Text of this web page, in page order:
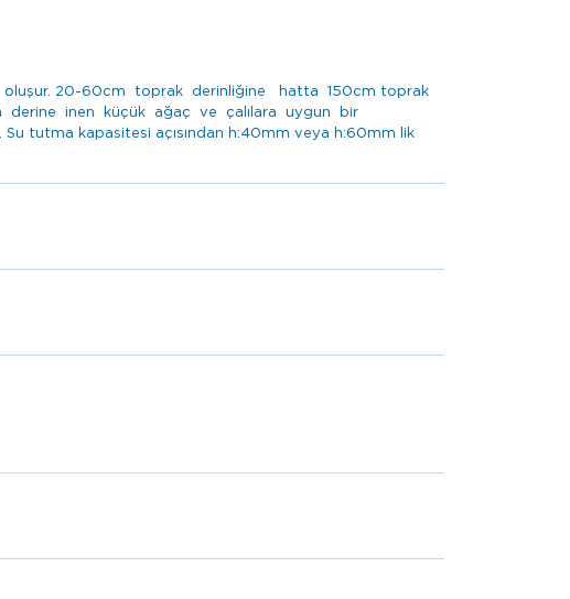
oluşur. 20-60cm toprak derinliğine hatta 150cm toprak
derine inen küçük ağaç ve çalılara uygun bir
kapasitesi açısından h:40mm veya h:60mm lik